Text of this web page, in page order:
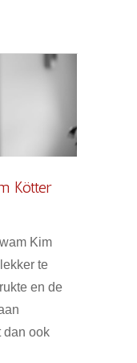
Kötter
Kim
te
en de
dan ook